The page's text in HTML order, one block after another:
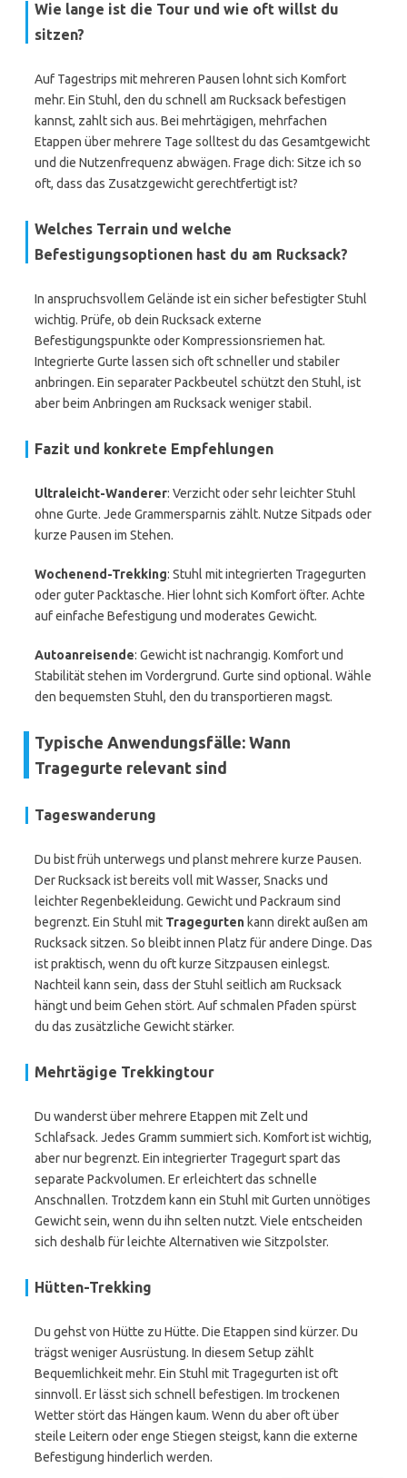
Wie lange ist die Tour und wie oft willst du
sitzen?
Auf Tagestrips mit mehreren Pausen lohnt sich Komfort
mehr. Ein Stuhl, den du schnell am Rucksack befestigen
kannst, zahlt sich aus. Bei mehrtägigen, mehrfachen
Etappen über mehrere Tage solltest du das Gesamtgewicht
und die Nutzenfrequenz abwägen. Frage dich: Sitze ich so
oft, dass das Zusatzgewicht gerechtfertigt ist?
Welches Terrain und welche
Befestigungsoptionen hast du am Rucksack?
In anspruchsvollem Gelände ist ein sicher befestigter Stuhl
wichtig. Prüfe, ob dein Rucksack externe
Befestigungspunkte oder Kompressionsriemen hat.
Integrierte Gurte lassen sich oft schneller und stabiler
anbringen. Ein separater Packbeutel schützt den Stuhl, ist
aber beim Anbringen am Rucksack weniger stabil.
Fazit und konkrete Empfehlungen
Ultraleicht-Wanderer: Verzicht oder sehr leichter Stuhl
ohne Gurte. Jede Grammersparnis zählt. Nutze Sitpads oder
kurze Pausen im Stehen.
Wochenend-Trekking: Stuhl mit integrierten Tragegurten
oder guter Packtasche. Hier lohnt sich Komfort öfter. Achte
auf einfache Befestigung und moderates Gewicht.
Autoanreisende: Gewicht ist nachrangig. Komfort und
Stabilität stehen im Vordergrund. Gurte sind optional. Wähle
den bequemsten Stuhl, den du transportieren magst.
Typische Anwendungsfälle: Wann
Tragegurte relevant sind
Tageswanderung
Du bist früh unterwegs und planst mehrere kurze Pausen.
Der Rucksack ist bereits voll mit Wasser, Snacks und
leichter Regenbekleidung. Gewicht und Packraum sind
begrenzt. Ein Stuhl mit Tragegurten kann direkt außen am
Rucksack sitzen. So bleibt innen Platz für andere Dinge. Das
ist praktisch, wenn du oft kurze Sitzpausen einlegst.
Nachteil kann sein, dass der Stuhl seitlich am Rucksack
hängt und beim Gehen stört. Auf schmalen Pfaden spürst
du das zusätzliche Gewicht stärker.
Mehrtägige Trekkingtour
Du wanderst über mehrere Etappen mit Zelt und
Schlafsack. Jedes Gramm summiert sich. Komfort ist wichtig,
aber nur begrenzt. Ein integrierter Tragegurt spart das
separate Packvolumen. Er erleichtert das schnelle
Anschnallen. Trotzdem kann ein Stuhl mit Gurten unnötiges
Gewicht sein, wenn du ihn selten nutzt. Viele entscheiden
sich deshalb für leichte Alternativen wie Sitzpolster.
Hütten-Trekking
Du gehst von Hütte zu Hütte. Die Etappen sind kürzer. Du
trägst weniger Ausrüstung. In diesem Setup zählt
Bequemlichkeit mehr. Ein Stuhl mit Tragegurten ist oft
sinnvoll. Er lässt sich schnell befestigen. Im trockenen
Wetter stört das Hängen kaum. Wenn du aber oft über
steile Leitern oder enge Stiegen steigst, kann die externe
Befestigung hinderlich werden.